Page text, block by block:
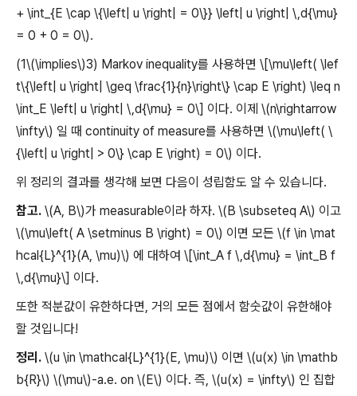
+ \int_{E \cap \{\left| u \right| = 0\}} \left| u \right| \,d{\mu}
= 0 + 0 = 0\).
(1\(\implies\)3) Markov inequality를 사용하면 \[\mu\left( \lef
t\{\left| u \right| \geq \frac{1}{n}\right\} \cap E \right) \leq n
\int_E \left| u \right| \,d{\mu} = 0\] 이다. 이제 \(n\rightarrow
\infty\) 일 때 continuity of measure를 사용하면 \(\mu\left( \
{\left| u \right| > 0\} \cap E \right) = 0\) 이다.
위 정리의 결과를 생각해 보면 다음이 성립함도 알 수 있습니다.
참고. \(A, B\)가 measurable이라 하자. \(B \subseteq A\) 이고
\(\mu\left( A \setminus B \right) = 0\) 이면 모든 \(f \in \mat
hcal{L}^{1}(A, \mu)\) 에 대하여 \[\int_A f \,d{\mu} = \int_B f
\,d{\mu}\] 이다.
또한 적분값이 유한하다면, 거의 모든 점에서 함숫값이 유한해야
할 것입니다!
정리. \(u \in \mathcal{L}^{1}(E, \mu)\) 이면 \(u(x) \in \mathb
b{R}\) \(\mu\)-a.e. on \(E\) 이다. 즉, \(u(x) = \infty\) 인 집합